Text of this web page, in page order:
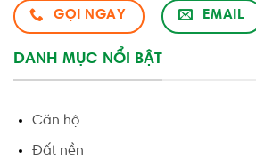
GỌI NGAY EMAIL
DANH MỤC NỔI BẬT
Căn hộ
Đất nền